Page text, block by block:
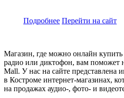
Подробнее Перейти на сайт
Магазин, где можно онлайн купить
радио или диктофон, вам поможет
Mall. У нас на сайте представлена
в Костроме интернет-магазинах,
на продажах аудио-, фото- и